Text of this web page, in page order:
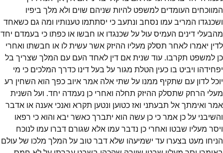
המווכחים העומדים למשפט להיות שניהם שוים ולא מלך ביפיו
ושכנגדו המריב עמו נסחב ונתעב כי יסתתמו טענותיו ומה גם כשאחד
מהבעלי דינים העמיס עול על שכנגדו או חבשו או כפתו כי בעמדם יחד
לדין יאמרו לאחר תסלק מעליו ההיזק אשר עשית לו או חבשתו ואחרי
כן למשפט תקרבו. עוד שנית אם דין לאחד העם עם המלך שצריך בל
יפחידהו ויביט בו כעין הטלת מגור על בעל דינו כדרך המלכים כי מי
יוכל לדון עם שתקיף ממנו על שתי אלה אמר איוב כפך הוא השחין רע
מעלי הרחק שתסלק ההיזק תחלה ואחרי כן נעמדה יחד. ועל השנית
אמר ואימתך אל תבעתני ואז כטוען ונטען תקרא ואנכי אענה או אדבר
והשיבני על כן אמר כי כן עשה הוא יתברך כאשר יבא והוא כי רפאו
ויסר מעליו שבטו ואחרי כן נדבר עמו אלא שגורם דברו עמו לנוכח
הניחו מעט בצערו עד ישמיעהו שלא דבר טוב על המלך מלכו של עולם